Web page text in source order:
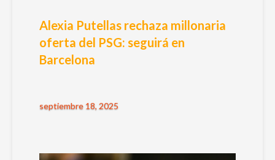
Alexia Putellas rechaza millonaria
oferta del PSG: seguirá en
Barcelona
septiembre 18, 2025